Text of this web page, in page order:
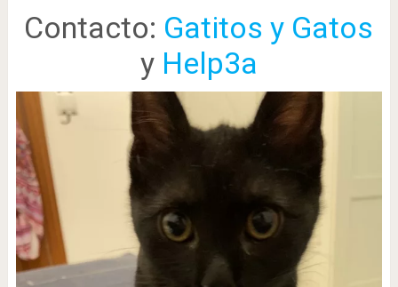
Contacto: Gatitos y Gatos
y Help3a